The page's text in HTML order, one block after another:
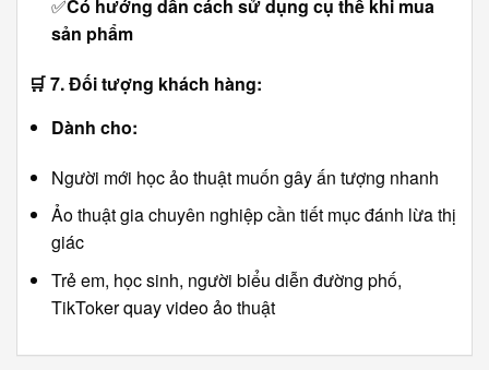
✅Có hướng dẫn cách sử dụng cụ thể khi mua
sản phẩm
🛒7. Đối tượng khách hàng:
Dành cho:
Người mới học ảo thuật muốn gây ấn tượng nhanh
Ảo thuật gia chuyên nghiệp cần tiết mục đánh lừa thị
giác
Trẻ em, học sinh, người biểu diễn đường phố,
TikToker quay video ảo thuật